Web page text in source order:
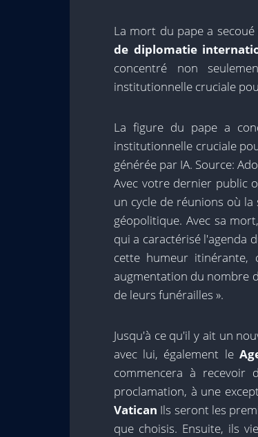
La mort du pape a
de diplomatie
concentré non
institutionnelle cruciale
La figure du pape a
institutionnelle cruciale
générée par IA. Source:
Avec votre dernier public
un cycle de réunions où
géopolitique. Avec sa
qui a caractérisé l'agenda
cette humeur itinérante,
augmentation du nombre
de leurs funérailles ».
Jusqu'à ce qu'il y ait un
avec lui, également le
commencera à recevoir
proclamation, à une
Vatican Ils seront les
que choisis. Ensuite, ils